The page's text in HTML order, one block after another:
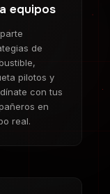
equipos
de
pilotos y
con tus
en
real.